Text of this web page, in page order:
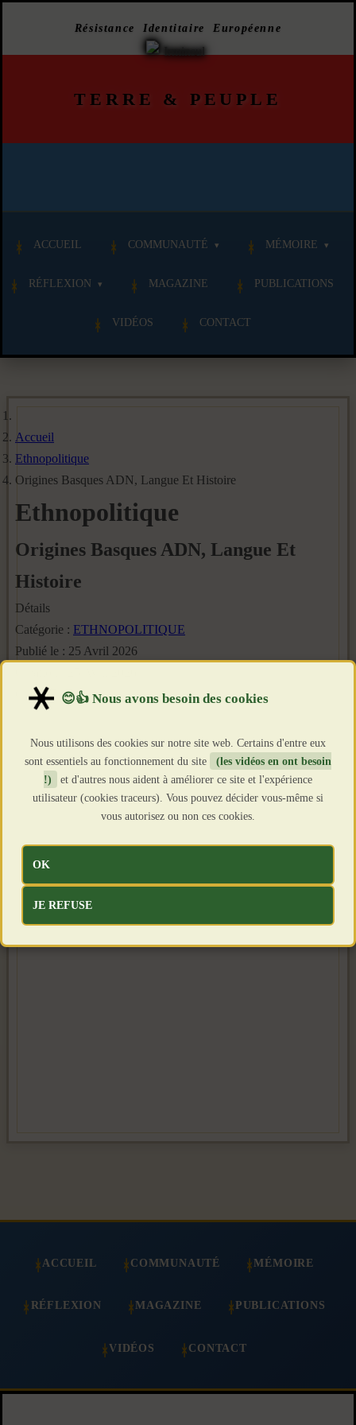
Résistance Identitaire Européenne
TERRE & PEUPLE
ACCUEIL COMMUNAUTÉ MÉMOIRE
RÉFLEXION MAGAZINE PUBLICATIONS
VIDÉOS CONTACT
Accueil
Ethnopolitique
Origines Basques ADN, Langue Et Histoire
Ethnopolitique
Origines Basques ADN, Langue Et
Histoire
Détails
Catégorie : ETHNOPOLITIQUE
Publié le : 25 Avril 2026
Clics : 710
ACCUEIL COMMUNAUTÉ MÉMOIRE
RÉFLEXION MAGAZINE PUBLICATIONS
VIDÉOS CONTACT
Nous utilisons des cookies sur notre site web. Certains d'entre eux
sont essentiels au fonctionnement du site
(les vidéos en ont besoin
!)
et d'autres nous aident à améliorer ce site et l'expérience
utilisateur (cookies traceurs). Vous pouvez décider vous-même si
vous autorisez ou non ces cookies.
OK
JE REFUSE